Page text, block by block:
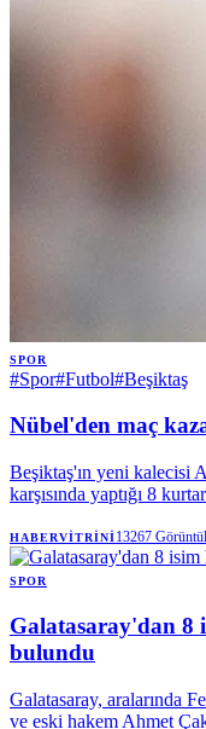
SPOR
#Spor#Futbol#Beşiktaş
Nübel'den maç
Beşiktaş'ın yeni kalecisi
karşısında yaptığı 8
HABERVITRINI13267
SPOR
Galatasaray'dan 8
bulundu
Galatasaray, aralarında
ve eski hakem Ahmet